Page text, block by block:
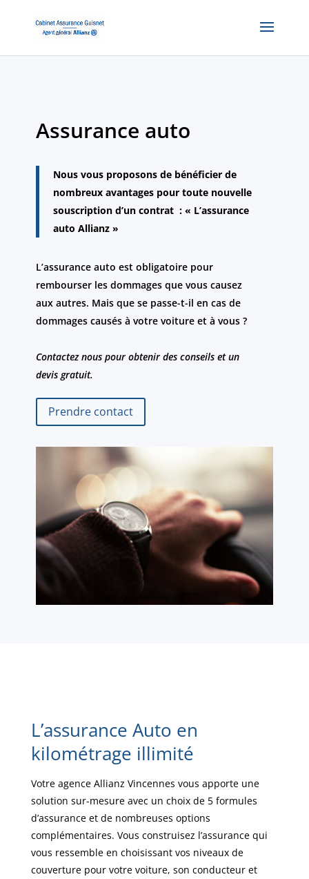
Assurance auto
Nous vous proposons de bénéficier de
nombreux avantages pour toute nouvelle
souscription d’un contrat : « L’assurance
auto Allianz »
L’assurance auto est obligatoire pour
rembourser les dommages que vous causez
aux autres. Mais que se passe-t-il en cas de
dommages causés à votre voiture et à vous ?
Contactez nous pour obtenir des conseils et un
devis gratuit.
Prendre contact
L’assurance Auto en
kilométrage illimité
Votre agence Allianz Vincennes vous apporte une
solution sur-mesure avec un choix de 5 formules
d’assurance et de nombreuses options
complémentaires. Vous construisez l’assurance qui
vous ressemble en choisissant vos niveaux de
couverture pour votre voiture, son conducteur et